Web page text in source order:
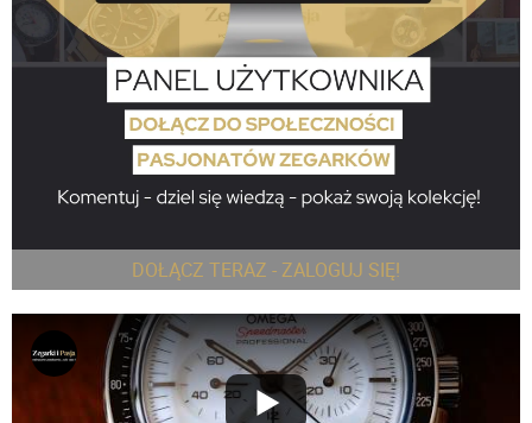
DOŁĄCZ TERAZ - ZALOGUJ SIĘ!